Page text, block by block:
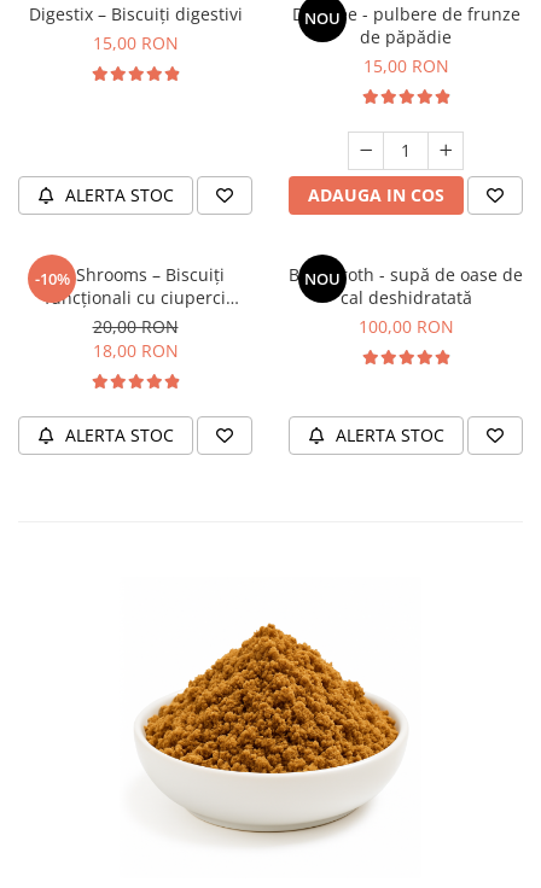
Digestix – Biscuiți digestivi
15,00 RON
ALERTA STOC
NOU
Detoxee - pulbere de frunze
de păpădie
15,00 RON
ADAUGA IN COS
-10%
BeeShrooms – Biscuiți
funcționali cu ciuperci
shiitake și spirulină
20,00 RON
18,00 RON
ALERTA STOC
NOU
BoneBroth - supă de oase de
cal deshidratată
100,00 RON
ALERTA STOC